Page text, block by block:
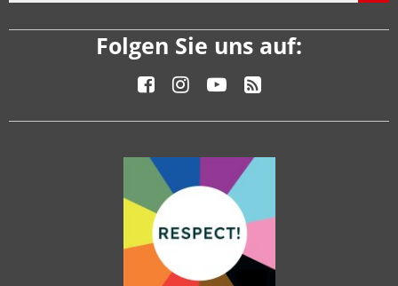
Folgen Sie uns auf: